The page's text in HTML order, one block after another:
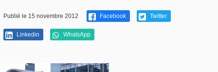
Publié le 15 novembre 2012 Facebook Twitter
Linkedin WhatsApp